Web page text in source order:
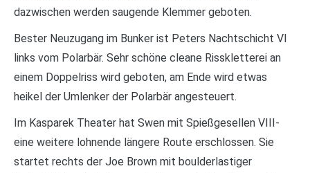
dazwischen werden saugende Klemmer geboten.
Bester Neuzugang im Bunker ist Peters Nachtschicht VI
links vom Polarbär. Sehr schöne cleane Risskletterei an
einem Doppelriss wird geboten, am Ende wird etwas
heikel der Umlenker der Polarbär angesteuert.
Im Kasparek Theater hat Swen mit Spießgesellen VIII-
eine weitere lohnende längere Route erschlossen. Sie
startet rechts der Joe Brown mit boulderlastiger